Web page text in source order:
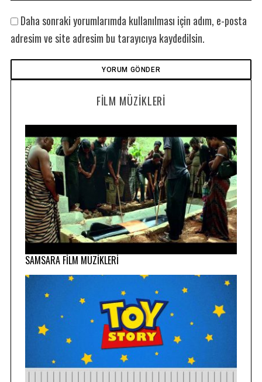
Daha sonraki yorumlarımda kullanılması için adım, e-posta
adresim ve site adresim bu tarayıcıya kaydedilsin.
FILM MÜZIKLERI
SAMSARA FİLM MÜZİKLERİ